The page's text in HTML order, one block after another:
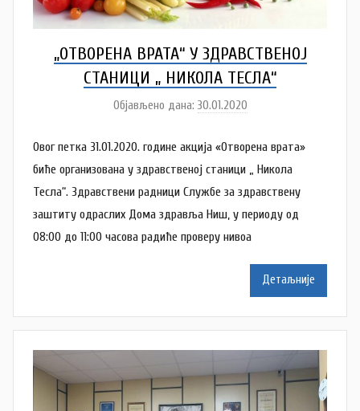
„ОТВОРЕНА ВРАТА“ У ЗДРАВСТВЕНОЈ
СТАНИЦИ „ НИКОЛА ТЕСЛА“
Објављено дана: 30.01.2020
т
р
D
r
a
l
Овог петка 31.01.2020. године акција «Отворена врата»
биће организована у здравственој станици „ Никола
Тесла“. Здравствени радници Службе за здравствену
заштиту одраслих Дома здравља Ниш, у периоду од
08:00 до 11:00 часова радиће проверу нивоа
Детаљније